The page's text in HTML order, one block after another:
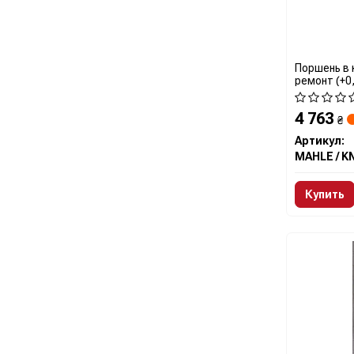
Поршень в
ремонт
4 763 ₴
Артикул:
Купить